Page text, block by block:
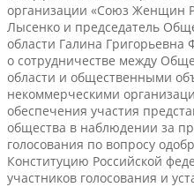
организации «Союз Женщин
Лысенко и председатель
области Галина
о сотрудничестве между
области и общественными
некоммерческими
обеспечения участия
общества в наблюдении за
голосования по вопросу
Конституцию Российской
участников голосования и